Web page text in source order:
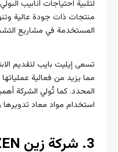
احتياجات أنابيب البولي
ذات جودة عالية وتنوع واسع،
في مشاريع التشييد والري.
إيليت بايب لتقديم الابتكارات
يزيد من فعالية عملياتها ويضمن
كما تُولي الشركة أهمية كبيرة
مواد معاد تدويرها وتحسين